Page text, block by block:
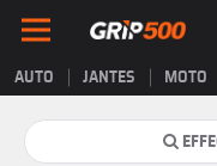
AUTO JANTES MOTO